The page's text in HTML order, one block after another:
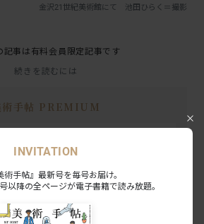
金沢21世紀美術館にて 池田ひらく＝撮影
記事は有料会員限定記事です
続きを読むには
術手帖 PREMIUM
・アートイベントにご招待
放題 有料会員の方はこちら
INVITATION
術手帖』最新号を毎号お届け。
以降の全ページが電子書籍で読み放題。